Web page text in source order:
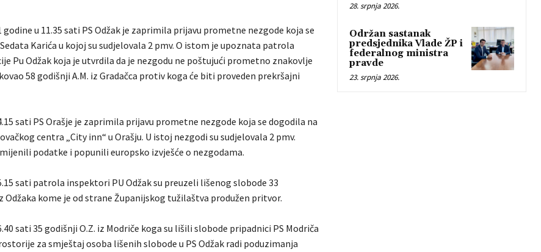
godine u 11.35 sati PS Odžak je zaprimila prijavu prometne nezgode koja se
Karića u kojoj su sudjelovala 2 pmv. O istom je upoznata patrola
Pu Odžak koja je utvrdila da je nezgodu ne poštujući prometno znakovlje
58 godišnji A.M. iz Gradačca protiv koga će biti proveden prekršajni
sati PS Orašje je zaprimila prijavu prometne nezgode koja se dogodila na
centra „City inn“ u Orašju. U istoj nezgodi su sudjelovala 2 pmv.
podatke i popunili europsko izvješće o nezgodama.
sati patrola inspektori PU Odžak su preuzeli lišenog slobode 33
Odžaka kome je od strane Županijskog tužilaštva produžen pritvor.
sati 35 godišnji O.Z. iz Modriče koga su lišili slobode pripadnici PS Modriča
za smještaj osoba lišenih slobode u PS Odžak radi poduzimanja
28. srpnja 2026.
Održan sastanak
predsjednika Vlade ŽP i
federalnog ministra
pravde
23. srpnja 2026.